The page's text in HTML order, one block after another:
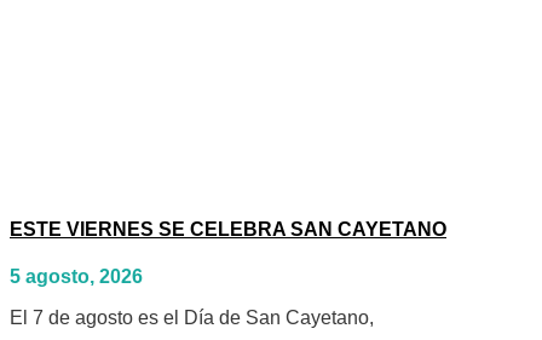
ESTE VIERNES SE CELEBRA SAN CAYETANO
5 agosto, 2026
El 7 de agosto es el Día de San Cayetano,